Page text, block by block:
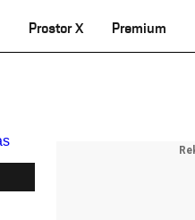
Prostor X Premium